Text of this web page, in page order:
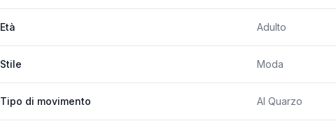
Età Adulto
Stile Moda
Tipo di movimento Al Quarzo